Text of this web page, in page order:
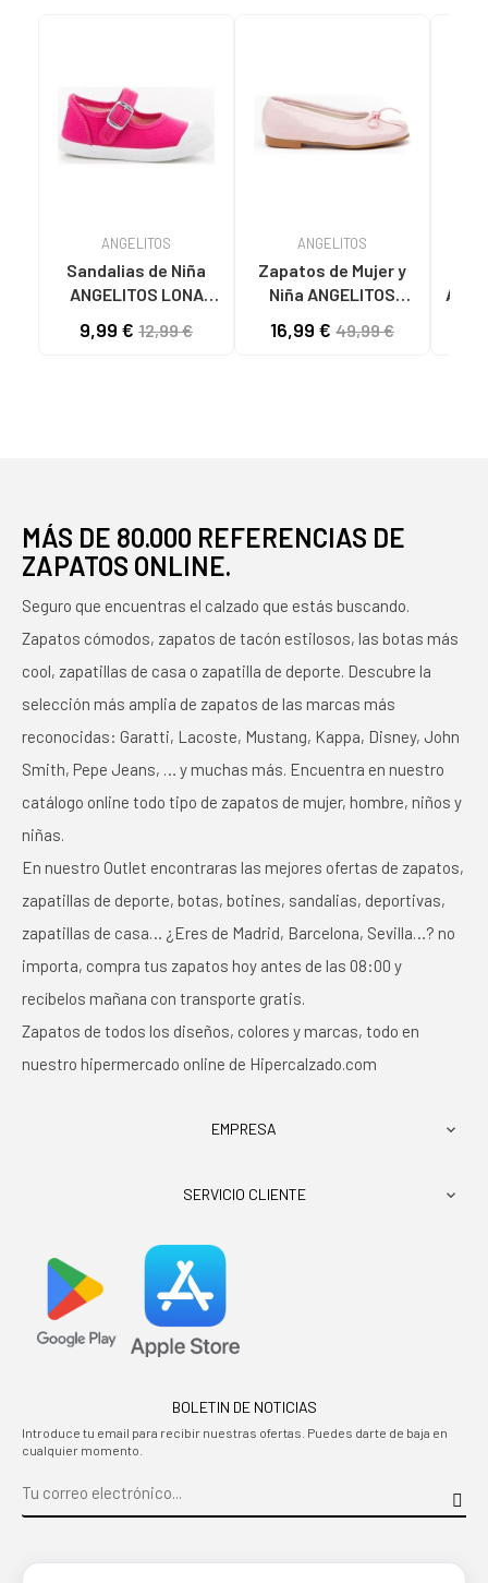
ANGELITOS
Sandalias de Niña
ANGELITOS LONA
9,99 € 12,99 €
ANGELITOS
Zapatos de Mujer y
Niña ANGELITOS
ROSA
16,99 € 49,99 €
MÁS DE 80.000 REFERENCIAS DE
ZAPATOS ONLINE.
Seguro que encuentras el calzado que estás buscando.
Zapatos cómodos, zapatos de tacón estilosos, las botas más
cool, zapatillas de casa o zapatilla de deporte. Descubre la
selección más amplia de zapatos de las marcas más
reconocidas: Garatti, Lacoste, Mustang, Kappa, Disney, John
Smith, Pepe Jeans, … y muchas más. Encuentra en nuestro
catálogo online todo tipo de zapatos de mujer, hombre, niños y
niñas.
En nuestro Outlet encontraras las mejores ofertas de zapatos,
zapatillas de deporte, botas, botines, sandalias, deportivas,
zapatillas de casa… ¿Eres de Madrid, Barcelona, Sevilla…? no
importa, compra tus zapatos hoy antes de las 08:00 y
recíbelos mañana con transporte gratis.
Zapatos de todos los diseños, colores y marcas, todo en
nuestro hipermercado online de Hipercalzado.com
EMPRESA 
SERVICIO CLIENTE 
BOLETIN DE NOTICIAS
Introduce tu email para recibir nuestras ofertas. Puedes darte de baja en
cualquier momento.